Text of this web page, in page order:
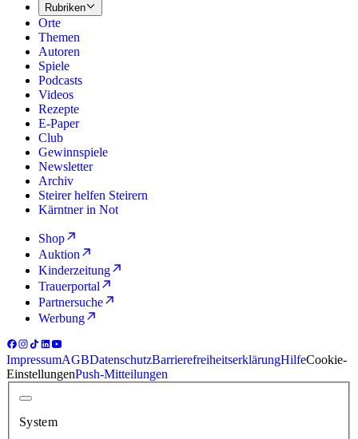
Rubriken
Orte
Themen
Autoren
Spiele
Podcasts
Videos
Rezepte
E-Paper
Club
Gewinnspiele
Newsletter
Archiv
Steirer helfen Steirern
Kärntner in Not
Shop
Auktion
Kinderzeitung
Trauerportal
Partnersuche
Werbung
ImpressumAGBDatenschutzBarrierefreiheitserklärungHilfeCookie-
EinstellungenPush-Mitteilungen
System